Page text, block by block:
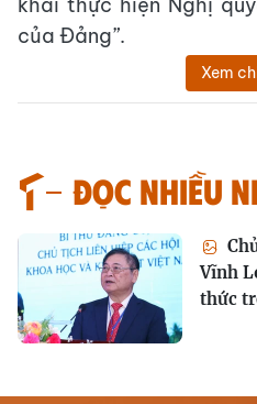
của Đảng”.
Xem
Đọc nhiều
Vĩnh
thức